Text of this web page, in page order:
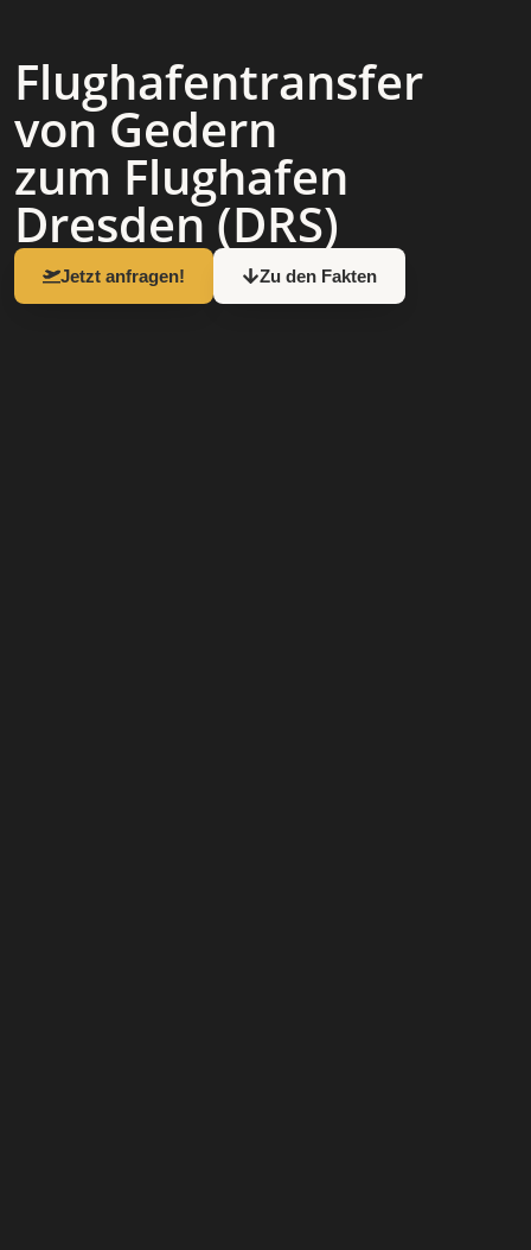
Flughafen­transfer
von Gedern
zum Flughafen
Dresden (DRS)
Jetzt anfragen! Zu den Fakten